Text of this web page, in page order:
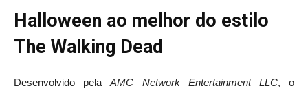
Halloween ao melhor do estilo
The Walking Dead
Desenvolvido pelaAMC Network Entertainment LLC, o